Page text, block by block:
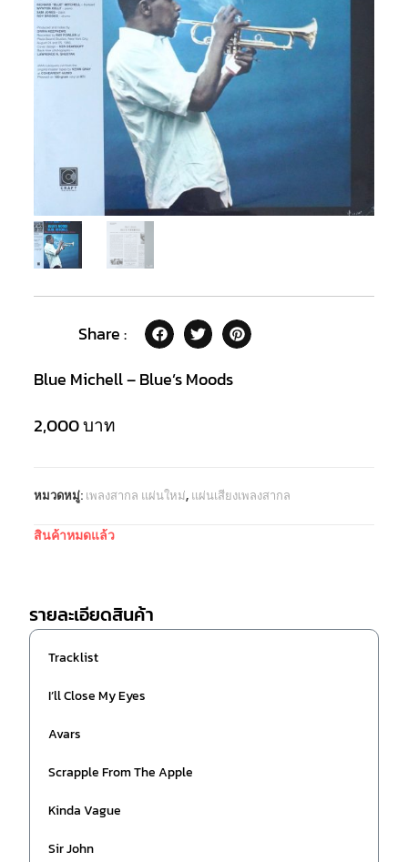
Share :
Blue Michell – Blue’s Moods
2,000บาท
หมวดหมู่: เพลงสากล แผ่นใหม่, แผ่นเสียงเพลงสากล
สินค้าหมดแล้ว
รายละเอียดสินค้า
Tracklist
I’ll Close My Eyes
Avars
Scrapple From The Apple
Kinda Vague
Sir John